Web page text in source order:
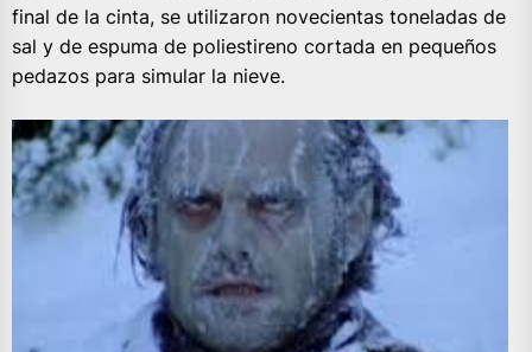
final de la cinta, se utilizaron novecientas toneladas de
sal y de espuma de poliestireno cortada en pequeños
pedazos para simular la nieve.